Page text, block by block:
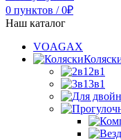
0 пунктов / 0₽
Наш каталог
VOAGAX
2в1
3в1